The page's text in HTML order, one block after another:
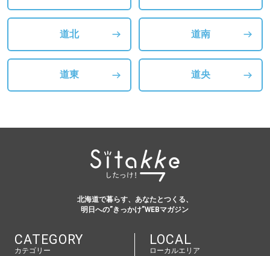
道北 道南
道東 道央
北海道で暮らす、あなたとつくる、
明日への”きっかけ”WEBマガジン
CATEGORY
カテゴリー
LOCAL
ローカルエリア